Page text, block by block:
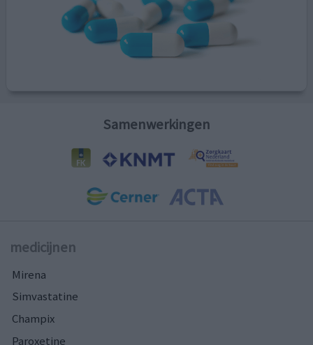
Samenwerkingen
medicijnen
Mirena
Simvastatine
Champix
Paroxetine